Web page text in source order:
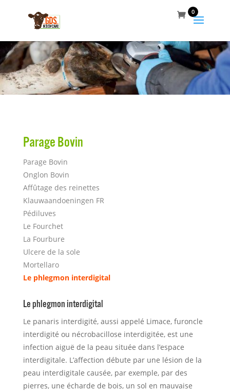
0
Parage Bovin
Parage Bovin
Onglon Bovin
Affûtage des reinettes
Klauwaandoeningen FR
Pédiluves
Le Fourchet
La Fourbure
Ulcere de la sole
Mortellaro
Le phlegmon interdigital
Le phlegmon interdigital
Le panaris interdigité, aussi appelé Limace, furoncle
interdigité ou nécrobacillose interdigitée, est une
infection aiguë de la peau située dans l’espace
interdigitale. L’affection débute par une lésion de la
peau interdigitale causée, par exemple, par des
pierres, une écharde de bois, un sol en mauvaise